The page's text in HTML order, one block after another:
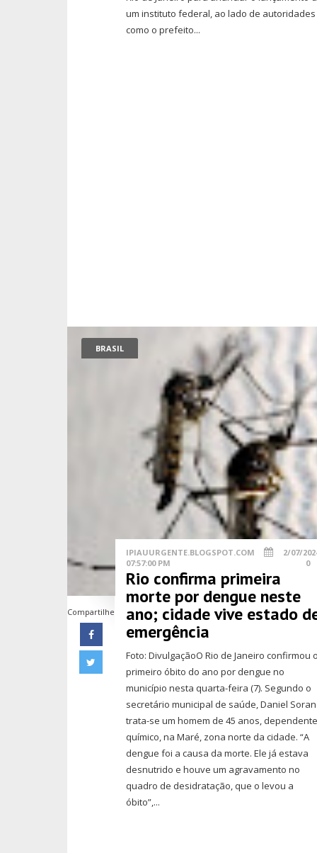
um instituto federal, ao lado de autoridades
como o prefeito...
BRASIL
Compartilhe
IPIAUURGENTE.BLOGSPOT.COM
2/07/
07:57:00 PM
0
Rio confirma primeira
morte por dengue neste
ano; cidade vive estado
emergência
Foto: DivulgaçãoO Rio de Janeiro confirmou
primeiro óbito do ano por dengue no
município nesta quarta-feira (7). Segundo o
secretário municipal de saúde, Daniel
trata-se um homem de 45 anos,
químico, na Maré, zona norte da cidade. “A
dengue foi a causa da morte. Ele já estava
desnutrido e houve um agravamento no
quadro de desidratação, que o levou a
óbito”,...